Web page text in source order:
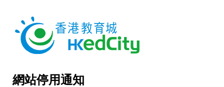
網站停用通知